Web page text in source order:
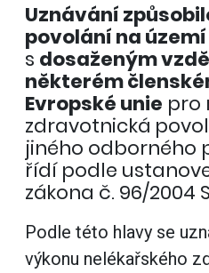
Uznávání
povolání na území
s dosaženým
některém
Evropské unie pro
zdravotnická
jiného odborného
řídí podle
zákona č. 96/2004
Podle této hlavy se
výkonu nelékařského